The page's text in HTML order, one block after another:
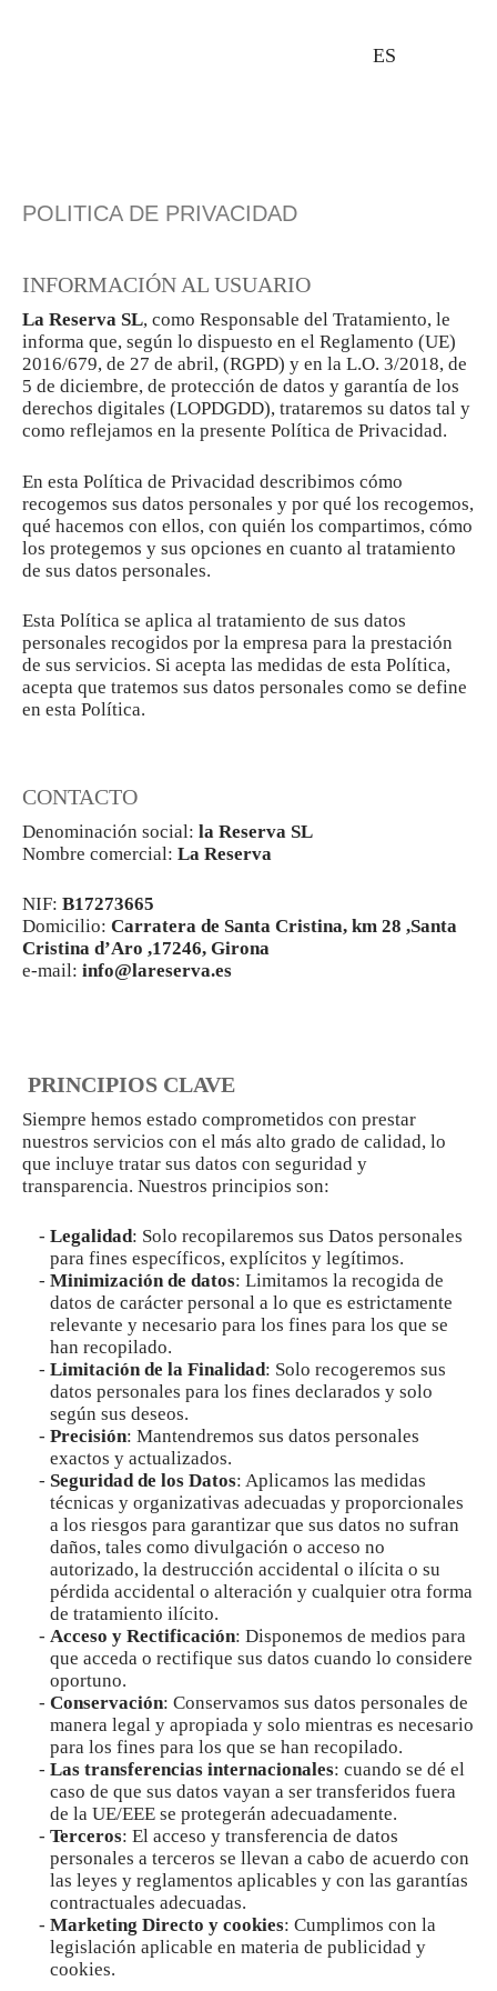
ES
POLITICA DE PRIVACIDAD
INFORMACIÓN AL USUARIO
La Reserva SL, como Responsable del Tratamiento, le
informa que, según lo dispuesto en el Reglamento (UE)
2016/679, de 27 de abril, (RGPD) y en la L.O. 3/2018, de
5 de diciembre, de protección de datos y garantía de los
derechos digitales (LOPDGDD), trataremos su datos tal y
como reflejamos en la presente Política de Privacidad.
En esta Política de Privacidad describimos cómo
recogemos sus datos personales y por qué los recogemos,
qué hacemos con ellos, con quién los compartimos, cómo
los protegemos y sus opciones en cuanto al tratamiento
de sus datos personales.
Esta Política se aplica al tratamiento de sus datos
personales recogidos por la empresa para la prestación
de sus servicios. Si acepta las medidas de esta Política,
acepta que tratemos sus datos personales como se define
en esta Política.
CONTACTO
Denominación social: la Reserva SL
Nombre comercial: La Reserva
NIF: B17273665
Domicilio: Carratera de Santa Cristina, km 28 ,Santa
Cristina d’Aro ,17246, Girona
e-mail: info@lareserva.es
PRINCIPIOS CLAVE
Siempre hemos estado comprometidos con prestar
nuestros servicios con el más alto grado de calidad, lo
que incluye tratar sus datos con seguridad y
transparencia. Nuestros principios son:
Legalidad: Solo recopilaremos sus Datos personales
para fines específicos, explícitos y legítimos.
Minimización de datos: Limitamos la recogida de
datos de carácter personal a lo que es estrictamente
relevante y necesario para los fines para los que se
han recopilado.
Limitación de la Finalidad: Solo recogeremos sus
datos personales para los fines declarados y solo
según sus deseos.
Precisión: Mantendremos sus datos personales
exactos y actualizados.
Seguridad de los Datos: Aplicamos las medidas
técnicas y organizativas adecuadas y proporcionales
a los riesgos para garantizar que sus datos no sufran
daños, tales como divulgación o acceso no
autorizado, la destrucción accidental o ilícita o su
pérdida accidental o alteración y cualquier otra forma
de tratamiento ilícito.
Acceso y Rectificación: Disponemos de medios para
que acceda o rectifique sus datos cuando lo considere
oportuno.
Conservación: Conservamos sus datos personales de
manera legal y apropiada y solo mientras es necesario
para los fines para los que se han recopilado.
Las transferencias internacionales: cuando se dé el
caso de que sus datos vayan a ser transferidos fuera
de la UE/EEE se protegerán adecuadamente.
Terceros: El acceso y transferencia de datos
personales a terceros se llevan a cabo de acuerdo con
las leyes y reglamentos aplicables y con las garantías
contractuales adecuadas.
Marketing Directo y cookies: Cumplimos con la
legislación aplicable en materia de publicidad y
cookies.